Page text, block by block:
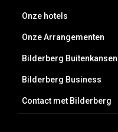
Onze hotels
Onze Arrangementen
Bilderberg Buitenkansen
Bilderberg Business
Contact met Bilderberg